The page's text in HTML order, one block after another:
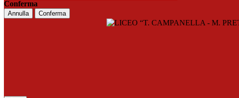
Conferma
Annulla Conferma